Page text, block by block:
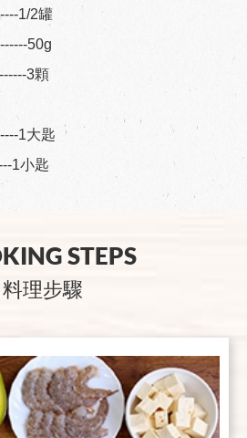
1/2罐
50g
3顆
1大匙
1小匙
STEPS
料理步驟